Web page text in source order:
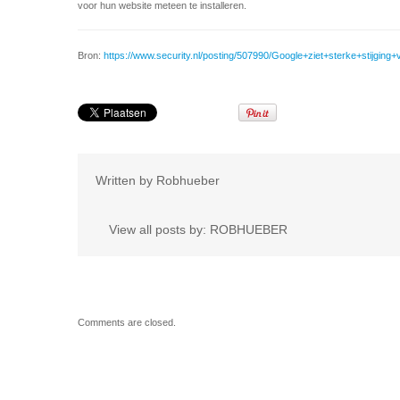
voor hun website meteen te installeren.
Bron: https://www.security.nl/posting/507990/
Written by Robhueber
View all posts by: ROBHUEBER
Comments are closed.